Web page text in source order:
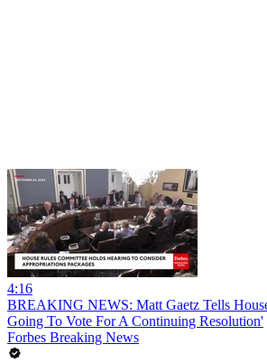
4:16
BREAKING NEWS: Matt Gaetz Tells
Going To Vote For A Continuing Resolution'
Forbes Breaking News